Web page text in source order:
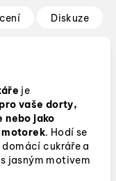
Diskuze
je
pro vaše dorty,
nebo jako
motorek. Hodí se
cukráře a
jasným motivem